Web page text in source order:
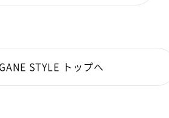
STYLE トップへ